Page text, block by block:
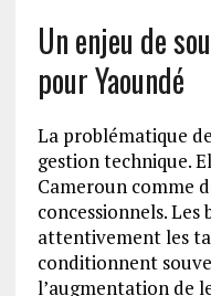
Un enjeu de
pour Yaoundé
La problématique
gestion technique.
Cameroun comme
concessionnels.
attentivement les
conditionnent
l’augmentation de